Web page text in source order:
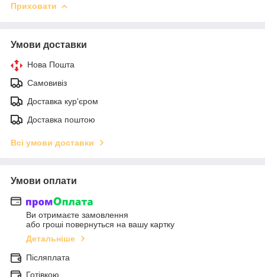
Приховати
Умови доставки
Нова Пошта
Самовивіз
Доставка кур'єром
Доставка поштою
Всі умови доставки
Умови оплати
Ви отримаєте замовлення
або гроші повернуться на вашу картку
Детальніше
Післяплата
Готівкою